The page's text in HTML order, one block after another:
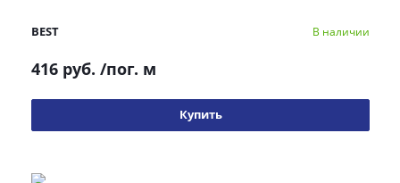
BEST В наличии
416 руб. /пог. м
Купить